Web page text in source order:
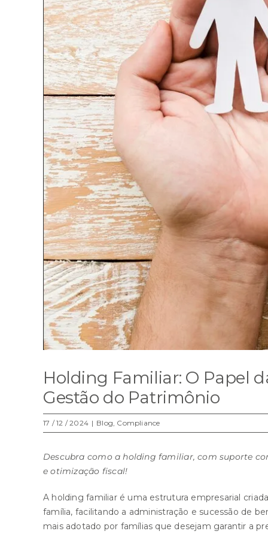
Holding Familiar: O Papel
Gestão do Patrimônio
17 / 12 / 2024 | Blog, Compliance
Descubra como a holding familiar, com suporte
e otimização fiscal!
A holding familiar é uma estrutura empresarial
família, facilitando a administração e sucessão de
mais adotado por famílias que desejam garantir a